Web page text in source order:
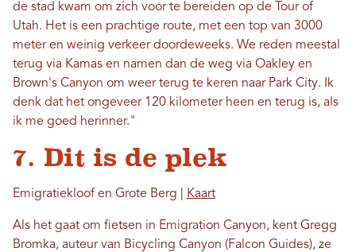
de stad kwam om zich voor te bereiden op de Tour of
Utah. Het is een prachtige route, met een top van 3000
meter en weinig verkeer doordeweeks. We reden meestal
terug via Kamas en namen dan de weg via Oakley en
Brown's Canyon om weer terug te keren naar Park City. Ik
denk dat het ongeveer 120 kilometer heen en terug is, als
ik me goed herinner."
7. Dit is de plek
Emigratiekloof en Grote Berg | Kaart
Als het gaat om fietsen in Emigration Canyon, kent Gregg
Bromka, auteur van Bicycling Canyon (Falcon Guides), ze